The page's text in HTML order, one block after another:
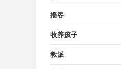
播客
收养孩子
教派